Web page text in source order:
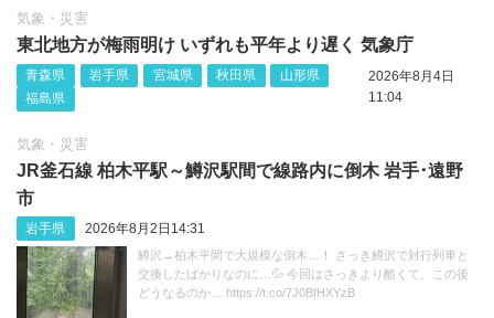
気象・災害
東北地方が梅雨明け いずれも平年より遅く 気象庁
青森県 岩手県 宮城県 秋田県
山形県
福島県
2026年8月4日
11:04
気象・災害
JR釜石線 柏木平駅～鱒沢駅間で線路内に倒木 岩手･遠野
市
岩手県 2026年8月2日14:31
鱒沢→柏木平間で大規模な倒木…！ さっき鱒沢で対行列車と
交換したばかりなのに…💦 今回はさっきより酷くて、この後
どうなるのか… https://t.co/7J0BfHXYzB